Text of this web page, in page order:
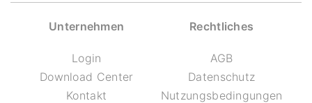
Unternehmen
Login
Download Center
Kontakt
Rechtliches
AGB
Datenschutz
Nutzungsbedingungen